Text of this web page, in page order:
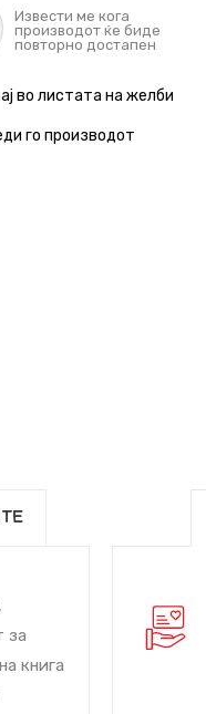
Извести ме кога
производот ќе биде
повторно достапен
во листата на желби
го производот
за
книга